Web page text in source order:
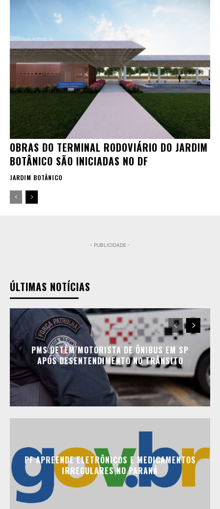
OBRAS DO TERMINAL RODOVIÁRIO DO JARDIM
BOTÂNICO SÃO INICIADAS NO DF
JARDIM BOTÂNICO
- PUBLICIDADE -
ÚLTIMAS NOTÍCIAS
PMS DETÊM MOTORISTA DE ÔNIBUS EM SP
APÓS DESENTENDIMENTO NO TRÂNSITO
PF APREENDE ELETRÔNICOS E MEDICAMENTOS
IRREGULARES NO PARANÁ